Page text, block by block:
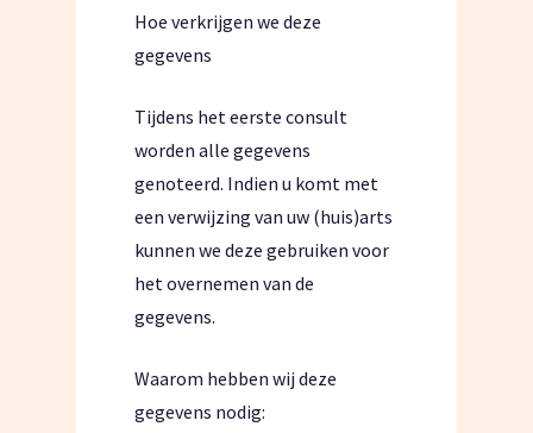
Hoe verkrijgen we deze
gegevens
Tijdens het eerste consult
worden alle gegevens
genoteerd. Indien u komt met
een verwijzing van uw (huis)arts
kunnen we deze gebruiken voor
het overnemen van de
gegevens.
Waarom hebben wij deze
gegevens nodig: